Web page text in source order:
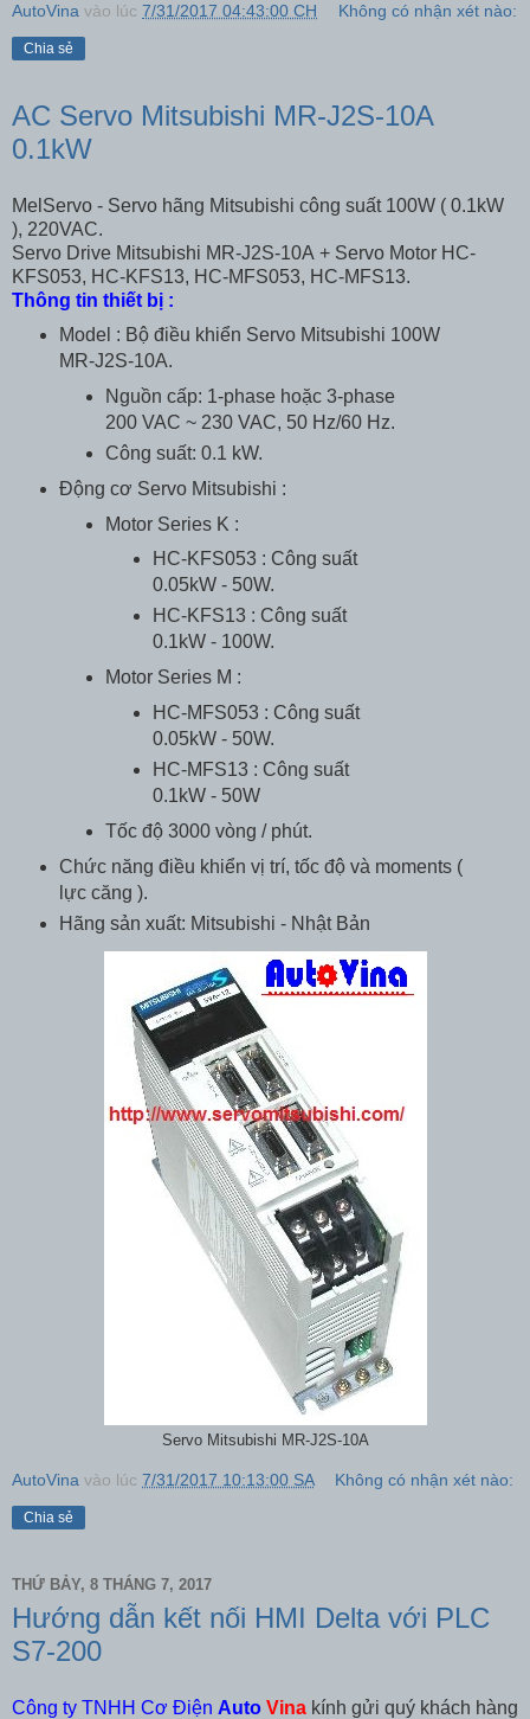
AutoVina vào lúc 7/31/2017 04:43:00 CH Không có nhận xét nào:
Chia sẻ
AC Servo Mitsubishi MR-J2S-10A
0.1kW
MelServo - Servo hãng Mitsubishi công suất 100W ( 0.1kW
), 220VAC.
Servo Drive Mitsubishi MR-J2S-10A + Servo Motor HC-
KFS053, HC-KFS13, HC-MFS053, HC-MFS13.
Thông tin thiết bị :
Model : Bộ điều khiển Servo Mitsubishi 100W
MR-J2S-10A.
Nguồn cấp: 1-phase hoặc 3-phase
200 VAC ~ 230 VAC, 50 Hz/60 Hz.
Công suất: 0.1 kW.
Động cơ Servo Mitsubishi :
Motor Series K :
HC-KFS053 : Công suất
0.05kW - 50W.
HC-KFS13 : Công suất
0.1kW - 100W.
Motor Series M :
HC-MFS053 : Công suất
0.05kW - 50W.
HC-MFS13 : Công suất
0.1kW - 50W
Tốc độ 3000 vòng / phút.
Chức năng điều khiển vị trí, tốc độ và moments (
lực căng ).
Hãng sản xuất: Mitsubishi - Nhật Bản
Servo Mitsubishi MR-J2S-10A
AutoVina vào lúc 7/31/2017 10:13:00 SA Không có nhận xét nào:
Chia sẻ
THỨ BẢY, 8 THÁNG 7, 2017
Hướng dẫn kết nối HMI Delta với PLC
S7-200
Công ty TNHH Cơ Điện Auto Vina kính gửi quý khách hàng